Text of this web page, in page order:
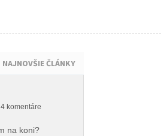
NAJNOVŠIE ČLÁNKY
4 komentáre